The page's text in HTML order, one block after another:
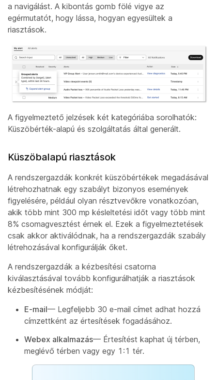
a navigálást. A kibontás gomb fölé vigye az
egérmutatót, hogy lássa, hogyan egyesültek a
riasztások.
A figyelmeztető jelzések két kategóriába sorolhatók:
Küszöbérték-alapú és szolgáltatás által generált.
Küszöbalapú riasztások
A rendszergazdák konkrét küszöbértékek megadásával
létrehozhatnak egy szabályt bizonyos események
figyelésére, például olyan résztvevőkre vonatkozóan,
akik több mint 300 mp késleltetési időt vagy több mint
8% csomagvesztést érnek el. Ezek a figyelmeztetések
csak akkor aktiválódnak, ha a rendszergazdák szabály
létrehozásával konfigurálják őket.
A rendszergazdák a kézbesítési csatorna
kiválasztásával tovább konfigurálhatják a riasztások
kézbesítésének módját:
E-mail— Legfeljebb 30 e-mail címet adhat hozzá
címzettként az értesítések fogadásához.
Webex alkalmazás— Értesítést kaphat új térben,
meglévő térben vagy egy 1:1 tér.